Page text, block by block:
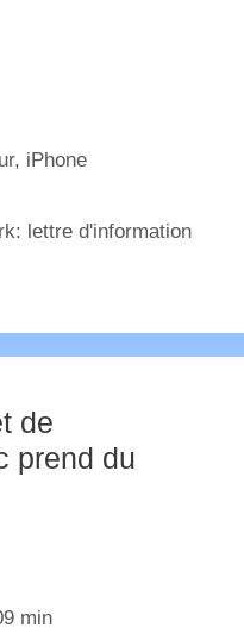
, iPhone
lettre d'information
de
prend du
min